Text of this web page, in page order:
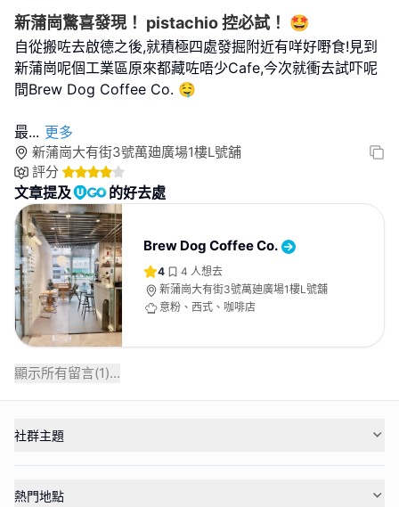
新蒲崗驚喜發現！ pistachio 控必試！ 🤩
自從搬咗去啟德之後,就積極四處發掘附近有咩好嘢食!見到
新蒲崗呢個工業區原來都藏咗唔少Cafe,今次就衝去試吓呢
間Brew Dog Coffee Co. 🤤
最... 更多
新蒲崗大有街3號萬廸廣場1樓L號舖
評分
文章提及 的好去處
Brew Dog Coffee Co.
4 4 人想去
新蒲崗大有街3號萬廸廣場1樓L號舖
意粉、西式、咖啡店
顯示所有留言(1)...
社群主題
熱門地點